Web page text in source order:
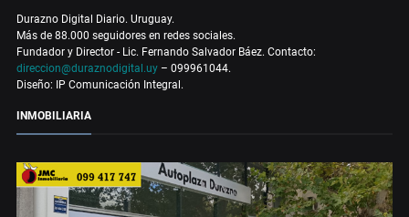
Durazno Digital Diario. Uruguay.
Más de 88.000 seguidores en redes sociales.
Fundador y Director - Lic. Fernando Salvador Báez. Contacto:
direccion@duraznodigital.uy – 099961044.
Diseño: IP Comunicación Integral.
INMOBILIARIA